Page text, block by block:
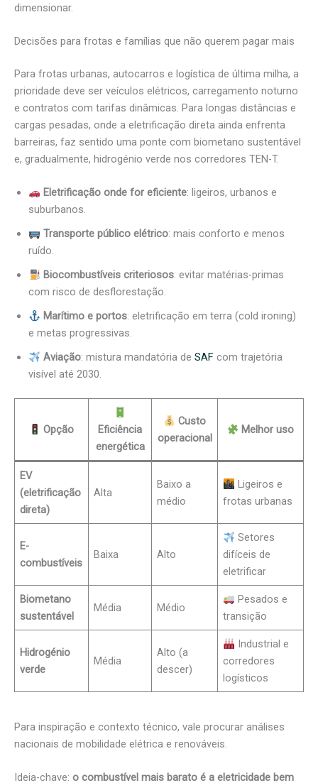
dimensionar.
Decisões para frotas e famílias que não querem pagar mais
Para frotas urbanas, autocarros e logística de última milha, a
prioridade deve ser veículos elétricos, carregamento noturno
e contratos com tarifas dinâmicas. Para longas distâncias e
cargas pesadas, onde a eletrificação direta ainda enfrenta
barreiras, faz sentido uma ponte com biometano sustentável
e, gradualmente, hidrogénio verde nos corredores TEN-T.
Eletrificação onde for eficiente: ligeiros, urbanos e
suburbanos.
Transporte público elétrico: mais conforto e menos
ruído.
Biocombustíveis criteriosos: evitar matérias-primas
com risco de desflorestação.
Marítimo e portos: eletrificação em terra (cold ironing)
e metas progressivas.
Aviação: mistura mandatória de SAFcom trajetória
visível até 2030.
Opção
Eficiência
energética
Custo
operacional
Melhor uso
EV
(eletrificação
direta)
Alta
Baixo a
médio
Ligeiros e
frotas urbanas
E-
combustíveis
Baixa Alto
Setores
difíceis de
eletrificar
Biometano
sustentável
Média Médio
Pesados e
transição
Hidrogénio
verde
Média
Alto (a
descer)
Industrial e
corredores
logísticos
Para inspiração e contexto técnico, vale procurar análises
nacionais de mobilidade elétrica e renováveis.
Ideia-chave: o combustível mais barato é a eletricidade bem